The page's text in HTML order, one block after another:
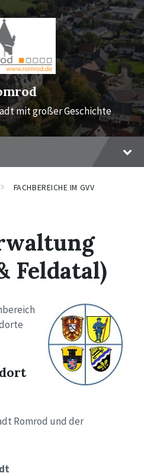
mit großer Geschichte
FACHBEREICHE IM GVV
Feldatal)
Romrod und der